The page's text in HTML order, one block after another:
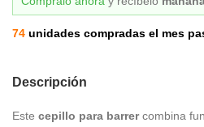
74 unidades compradas el mes
Descripción
Este cepillo para barrercombina